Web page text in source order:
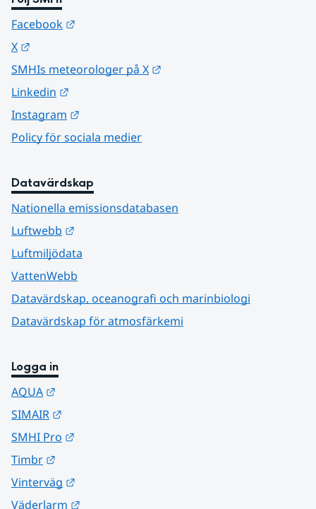
Facebook
X
SMHIs meteorologer på X
Linkedin
Instagram
Policy för sociala medier
Datavärdskap
Nationella emissionsdatabasen
Luftwebb
Luftmiljödata
VattenWebb
Datavärdskap, oceanografi och marinbiologi
Datavärdskap för atmosfärkemi
Logga in
AQUA
SIMAIR
SMHI Pro
Timbr
Vinterväg
Väderlarm